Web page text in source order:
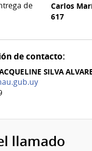
de
Carlos
617
de contacto:
SILVA
llamado